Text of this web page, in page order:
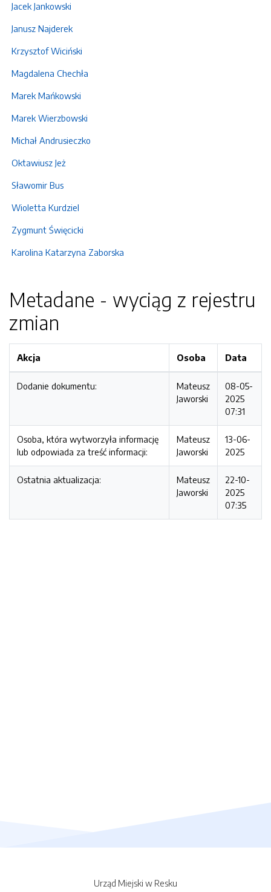
Jacek Jankowski
Janusz Najderek
Krzysztof Wiciński
Magdalena Chechła
Marek Mańkowski
Marek Wierzbowski
Michał Andrusieczko
Oktawiusz Jeż
Sławomir Bus
Wioletta Kurdziel
Zygmunt Święcicki
Karolina Katarzyna Zaborska
Metadane - wyciąg z rejestru
zmian
Akcja Osoba Data
Dodanie dokumentu:
Mateusz
Jaworski
08-05-
2025
07:31
Osoba, która wytworzyła informację
lub odpowiada za treść informacji:
Mateusz
Jaworski
13-06-
2025
Ostatnia aktualizacja:
Mateusz
Jaworski
22-10-
2025
07:35
Urząd Miejski w Resku